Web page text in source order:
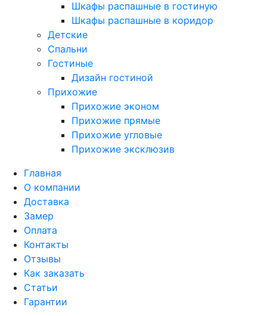
Шкафы распашные в гостиную
Шкафы распашные в коридор
Детские
Спальни
Гостиные
Дизайн гостиной
Прихожие
Прихожие эконом
Прихожие прямые
Прихожие угловые
Прихожие эксклюзив
Главная
О компании
Доставка
Замер
Оплата
Контакты
Отзывы
Как заказать
Статьи
Гарантии